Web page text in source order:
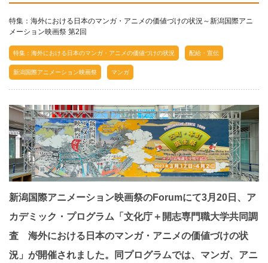
特集：海外における日本のマンガ・アニメの価値づけの状況～新潟国際アニ
メーション映画祭 第2回
特集：海外における日本のマンガ・アニメの価値づけの状況 配給・宣伝
新潟国際アニメーション映画祭 マンガ
新潟国際アニメーション映画祭のForumにて3月20日、ア
カデミック・プログラム「文化庁＋開志専門職大学共同調
査 海外における日本のマンガ・アニメの価値づけの状
況」が開催されました。同プログラムでは、マンガ、アニ